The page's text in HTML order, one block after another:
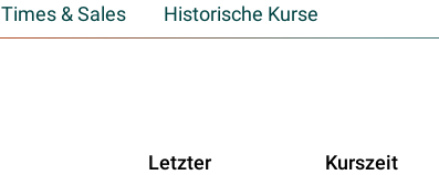
Times & Sales Historische Kurse
Letzter Kurszeit